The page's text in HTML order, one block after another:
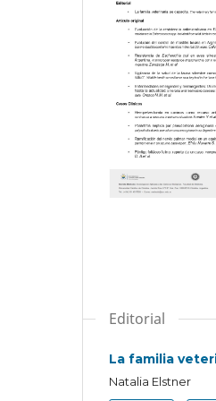
Editorial
La familia
Natalia Elstner